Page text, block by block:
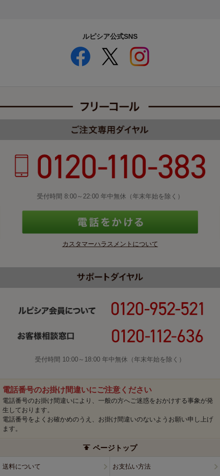
ルピシア公式SNS
受付時間 8:00～22:00 年中無休（年末年始を除く）
カスタマーハラスメントについて
受付時間 10:00～18:00 年中無休（年末年始を除く）
電話番号のお掛け間違いにご注意ください
電話番号のお掛け間違いにより、一般の方へご迷惑をおかけする事象が発
生しております。
電話番号をよくお確かめのうえ、お掛け間違いのないようお願い申し上げ
ます。
ページトップ
送料について お支払い方法